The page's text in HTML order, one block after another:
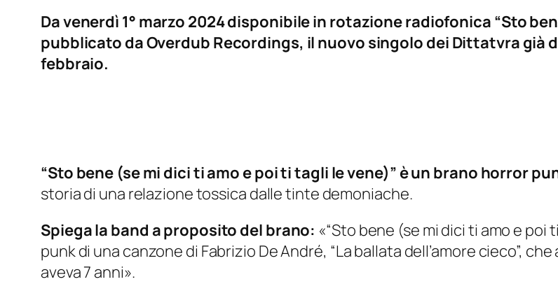
Da venerdì 1° marzo 2024 disponibile in rotazione radiofonica “Sto
pubblicato da Overdub Recordings, il nuovo singolo dei Dittatvra
febbraio.
“Sto bene (se mi dici ti amo e poi ti tagli le vene)” è un brano horror
storia di una relazione tossica dalle tinte demoniache.
Spiega la band a proposito del brano: «“Sto bene (se mi dici ti amo e
punk di una canzone di Fabrizio De André, “La ballata dell’amore cieco”,
aveva 7 anni».